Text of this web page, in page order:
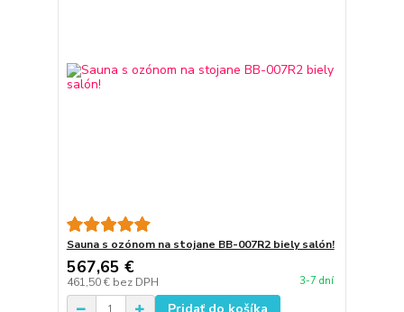
Sauna s ozónom na stojane BB-007R2 biely salón!
567,65 €
461,50 € bez DPH 3-7 dní